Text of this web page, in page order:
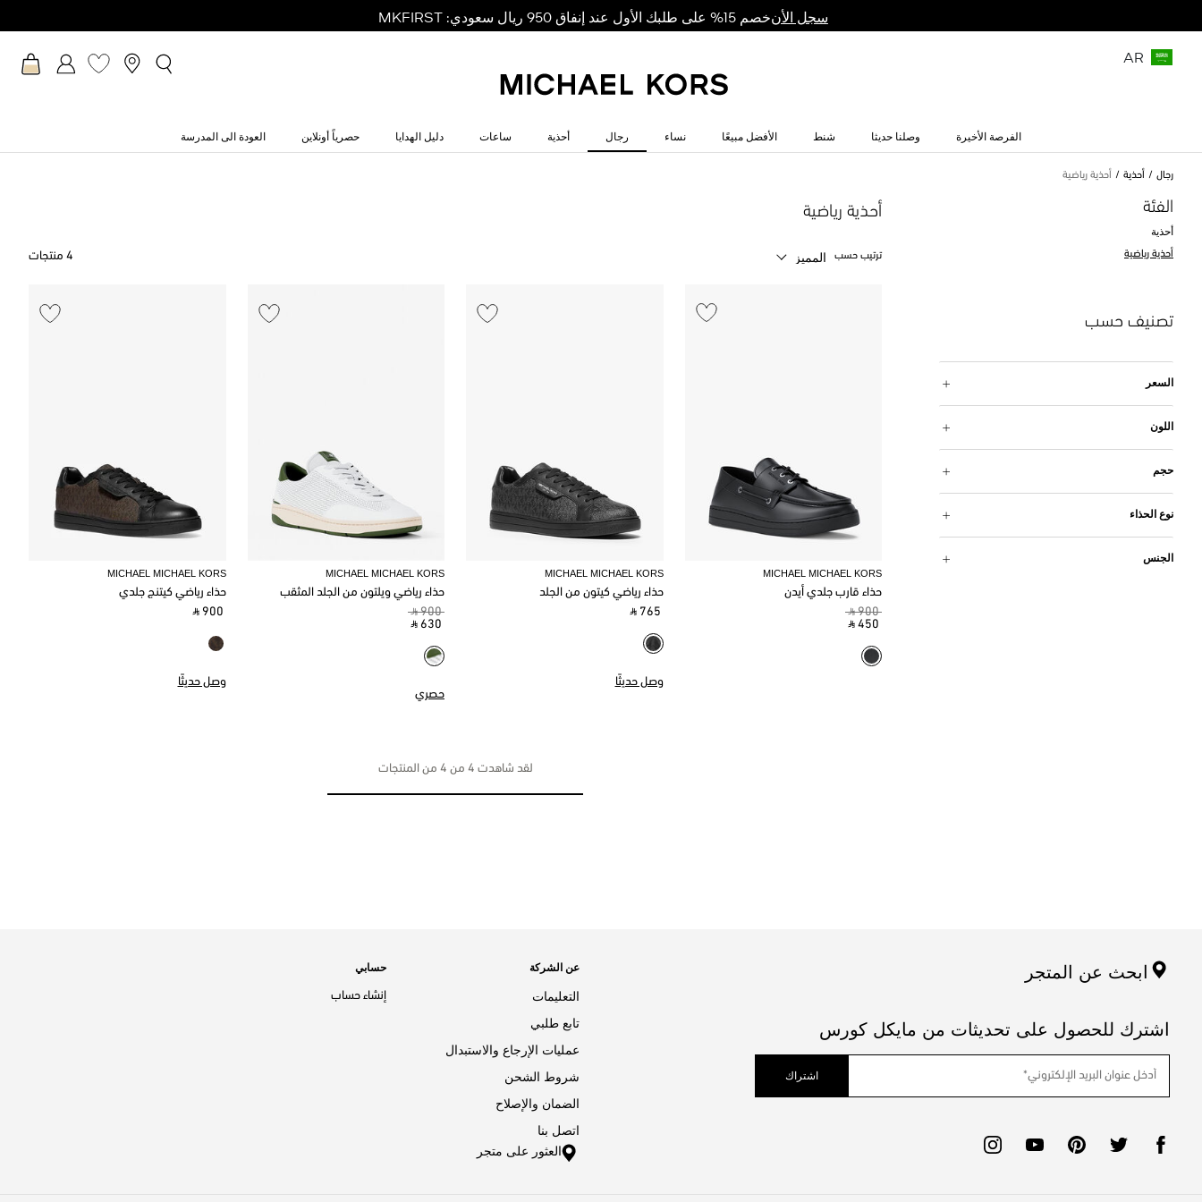
سجل الأنخصم 15% على طلبك الأول عند إنفاق 950 ريال سعودي: MKFIRST
AR
الفرصة الأخيرة وصلنا حديثا شنط الأفضل مبيعًا نساء رجال أحذية ساعات دليل الهدايا حصرياً أونلاين العودة الى المدرسة
رجال أحذية أحذية رياضية
الفئة
أحذية
أحذية رياضية
تصنيف حسب
السعر
اللون
حجم
نوع الحذاء
الجنس
أحذية رياضية
ترتيب حسب المميز 4 منتجات
MICHAEL MICHAEL KORS
حذاء قارب جلدي أيدن
‎ ⃁ 900 ‎
‎ ⃁ 450 ‎
MICHAEL MICHAEL KORS
حذاء رياضي كيتون من الجلد
‎ ⃁ 765 ‎
وصل حديثًا
MICHAEL MICHAEL KORS
حذاء رياضي ويلتون من الجلد المثقب
‎ ⃁ 900 ‎
‎ ⃁ 630 ‎
حصري
MICHAEL MICHAEL KORS
حذاء رياضي كيتنج جلدي
‎ ⃁ 900 ‎
وصل حديثًا
لقد شاهدت 4 من 4 من المنتجات
ابحث عن المتجر
اشترك للحصول على تحديثات من مايكل كورس
اشتراك
عن الشركة
التعليمات
تابع طلبي
عمليات الإرجاع والاستبدال
شروط الشحن
الضمان والإصلاح
اتصل بنا
العثور على متجر
حسابي
إنشاء حساب